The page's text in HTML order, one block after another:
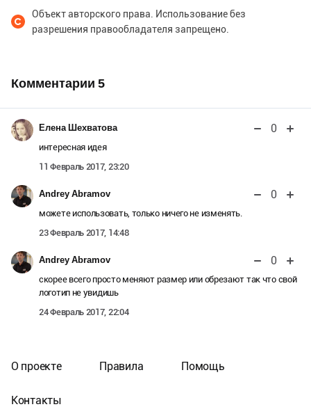
Объект авторского права. Использование без
разрешения правообладателя запрещено.
Комментарии 5
Елена Шехватова 0
интересная идея
11 Февраль 2017, 23:20
Andrey Abramov 0
можете использовать, только ничего не изменять.
23 Февраль 2017, 14:48
Andrey Abramov 0
скорее всего просто меняют размер или обрезают так что свой
логотип не увидишь
24 Февраль 2017, 22:04
О проекте Правила Помощь
Контакты